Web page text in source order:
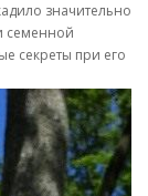
значительно
семенной
секреты при его